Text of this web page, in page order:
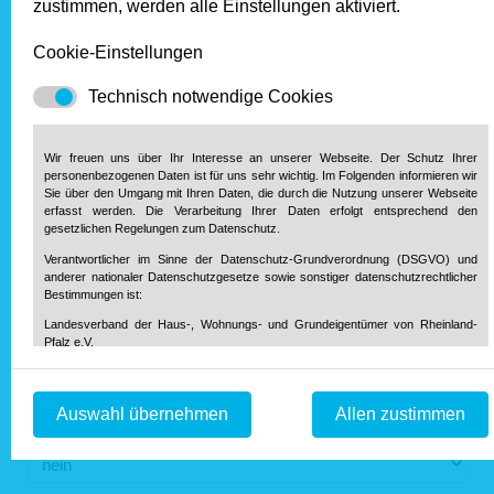
Freiwillige Angabe: Ich bin...
selbst nutzender Eigentümer
und/oder
privater Vermieter Wohneinheiten
Ich interessiere mich für die günstigen
Mitgliederkonditionen beim Abschluss einer
ROLAND Rechtschutz-Versicherung.→ mehr
Informationen
Schicken Sie mir bitte unverbindlich weitere Informationen zur
ROLAND Rechtschutz-Versicherung.
zustimmen, werden alle Einstellungen aktiviert.
Cookie-Einstellungen
Technisch notwendige Cookies
Wir freuen uns über Ihr Interesse an unserer Webseite. Der Schutz Ihrer
personenbezogenen Daten ist für uns sehr wichtig. Im Folgenden informieren wir
Sie über den Umgang mit Ihren Daten, die durch die Nutzung unserer Webseite
erfasst werden. Die Verarbeitung Ihrer Daten erfolgt entsprechend den
gesetzlichen Regelungen zum Datenschutz.
Verantwortlicher im Sinne der Datenschutz-Grundverordnung (DSGVO) und
anderer nationaler Datenschutzgesetze sowie sonstiger datenschutzrechtlicher
Bestimmungen ist:
Landesverband der Haus-, Wohnungs- und Grundeigentümer von Rheinland-
Pfalz e.V.
Telefon: 0 61 31 / 61 97 20
Telefax: 0 61 31 / 61 98 68
info@hausundgrund-rlp.de
1. Bereitstellung der Webseite und Speicherung in Logfiles
Auswahl übernehmen Allen zustimmen